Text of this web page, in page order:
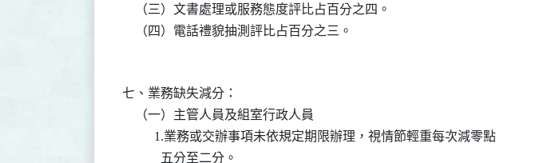
    （三）文書處理或服務態度評比占百分之四。
七、業務缺失減分：
    （一）主管人員及組室行政人員
          1.業務或交辦事項未依規定期限辦理，視情節輕重每次減零點
            五分至二分。